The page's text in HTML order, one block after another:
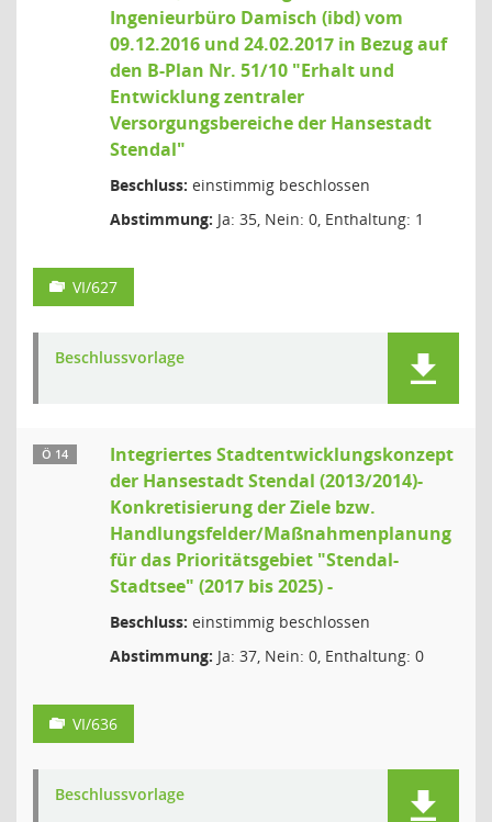
Ingenieurbüro Damisch (ibd) vom
09.12.2016 und 24.02.2017 in Bezug auf
den B-Plan Nr. 51/10 "Erhalt und
Entwicklung zentraler
Versorgungsbereiche der Hansestadt
Stendal"
Beschluss: einstimmig beschlossen
Abstimmung: Ja: 35, Nein: 0, Enthaltung: 1
VI/627
Beschlussvorlage
Ö 14
Integriertes Stadtentwicklungskonzept
der Hansestadt Stendal (2013/2014)-
Konkretisierung der Ziele bzw.
Handlungsfelder/Maßnahmenplanung
für das Prioritätsgebiet "Stendal-
Stadtsee" (2017 bis 2025) -
Beschluss: einstimmig beschlossen
Abstimmung: Ja: 37, Nein: 0, Enthaltung: 0
VI/636
Beschlussvorlage